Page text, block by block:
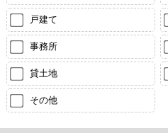
戸建て
事務所
貸土地
その他